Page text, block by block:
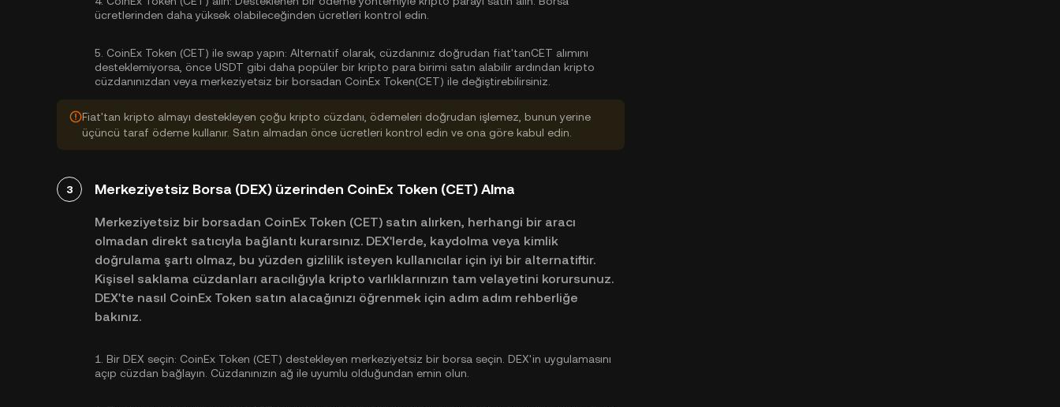
ücretlerinden daha yüksek olabileceğinden ücretleri kontrol edin.
5. CoinEx Token (CET) ile swap yapın: Alternatif olarak, cüzdanınız doğrudan fiat'tanCET alımını
desteklemiyorsa, önce USDT gibi daha popüler bir kripto para birimi satın alabilir ardından kripto
cüzdanınızdan veya merkeziyetsiz bir borsadan CoinEx Token(CET) ile değiştirebilirsiniz.
Fiat'tan kripto almayı destekleyen çoğu kripto cüzdanı, ödemeleri doğrudan işlemez, bunun yerine
üçüncü taraf ödeme kullanır. Satın almadan önce ücretleri kontrol edin ve ona göre kabul edin.
3 Merkeziyetsiz Borsa (DEX) üzerinden CoinEx Token (CET) Alma
Merkeziyetsiz bir borsadan CoinEx Token (CET) satın alırken, herhangi bir aracı
olmadan direkt satıcıyla bağlantı kurarsınız. DEX'lerde, kaydolma veya kimlik
doğrulama şartı olmaz, bu yüzden gizlilik isteyen kullanıcılar için iyi bir alternatiftir.
Kişisel saklama cüzdanları aracılığıyla kripto varlıklarınızın tam velayetini korursunuz.
DEX'te nasıl CoinEx Token satın alacağınızı öğrenmek için adım adım rehberliğe
bakınız.
1. Bir DEX seçin: CoinEx Token (CET) destekleyen merkeziyetsiz bir borsa seçin. DEX'in uygulamasını
açıp cüzdan bağlayın. Cüzdanınızın ağ ile uyumlu olduğundan emin olun.